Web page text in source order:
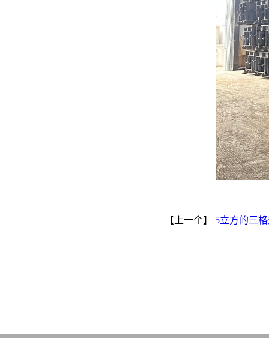
【上一个】 5立方的三